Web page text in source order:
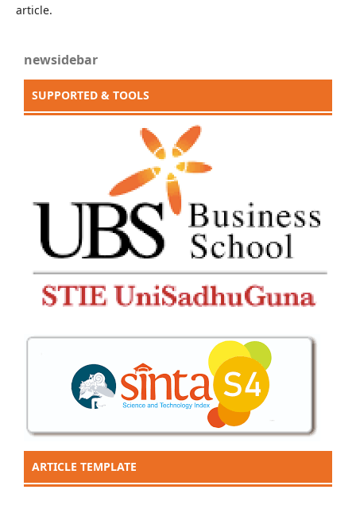
article.
newsidebar
SUPPORTED & TOOLS
ARTICLE TEMPLATE